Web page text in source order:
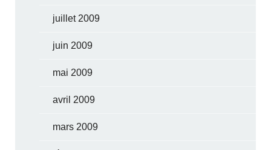
juillet 2009
juin 2009
mai 2009
avril 2009
mars 2009